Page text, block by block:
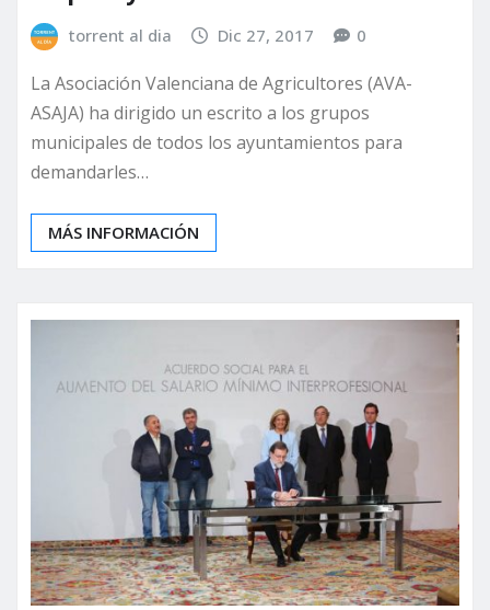
torrent al dia Dic 27, 2017 0
La Asociación Valenciana de Agricultores (AVA-
ASAJA) ha dirigido un escrito a los grupos
municipales de todos los ayuntamientos para
demandarles…
MÁS INFORMACIÓN